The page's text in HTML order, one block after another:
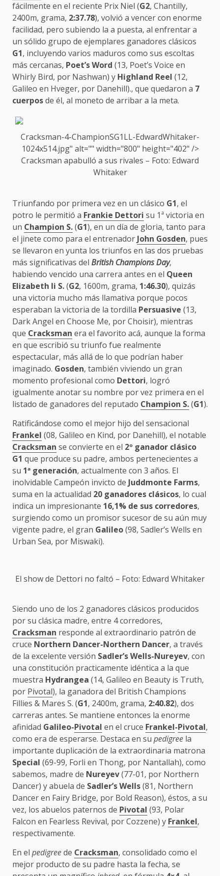
fácilmente en el reciente Prix Niel (G2, Chantilly,
2400m, grama, 2:37.78), volvió a vencer con enorme
facilidad, pero subiendo la a puesta, al enfrentar a
un sólido grupo de ejemplares ganadores clásicos
G1, incluyendo varios maduros como sus escoltas
más cercanas, Poet’s Word (13, Poet’s Voice en
Whirly Bird, por Nashwan) y Highland Reel (12,
Galileo en Hveger, por Danehill)., que quedaron a 7
cuerposde él, al moneto de arribar a la meta.
Cracksman-4-ChampionSG1LL-EdwardWhitaker-
1024x514.jpg" alt="" width="800" height="402" />
Cracksman apabulló a sus rivales – Foto: Edward
Whitaker
Triunfando por primera vez en un clásico G1, el
potro le permitió a Frankie Dettori su 1ª victoria en
un Champion S.(G1), en un día de gloria, tanto para
el jinete como para el entrenador John Gosden, pues
se llevaron en yunta los triunfos en las dos pruebas
más significativas del British Champions Day,
habiendo vencido una carrera antes en el Queen
Elizabeth Ii S.(G2, 1600m, grama, 1:46.30), quizás
una victoria mucho más llamativa porque pocos
esperaban la victoria de la tordilla Persuasive (13,
Dark Angel en Choose Me, por Choisir), mientras
que Cracksman era el favorito acá, aunque la forma
en que escribió su triunfo fue realmente
espectacular, más allá de lo que podrían haber
imaginado. Gosden, también viviendo un gran
momento profesional como Dettori, logró
igualmente anotar su nombre por vez primera en el
listado de ganadores del reputado Champion S.(G1).
Ratificándose como el mejor hijo del sensacional
Frankel (08, Galileo en Kind, por Danehill), el notable
Cracksman se convierte en el 2º ganador clásico
G1 que produce su padre, ambos pertenecientes a
su 1ª generación, actualmente con 3 años. El
inolvidable Campeón invicto de Juddmonte Farms,
suma en la actualidad 20 ganadores clásicos, lo cual
indica un impresionante 16,1% de sus corredores,
surgiendo como un promisor sucesor de su aún muy
vigente padre, el gran Galileo(98, Sadler’s Wells en
Urban Sea, por Miswaki).
El show de Dettori no faltó – Foto: Edward Whitaker
Siendo uno de los 2 ganadores clásicos producidos
por su clásica madre, entre 4 corredores,
Cracksman responde al extraordinario patrón de
cruce Northern Dancer-Northern Dancer, a través
de la excelente versión Sadler’s Wells-Nureyev, con
una constitución practicamente idéntica a la que
muestra Hydrangea (14, Galileo en Beauty is Truth,
por Pivotal), la ganadora del British Champions
Fillies & Mares S. (G1, 2400m, grama, 2:40.82), dos
carreras antes. Se mantiene entonces la enorme
afinidad Galileo-Pivotal en el cruce Frankel-Pivotal,
como era de esperarse. Destaca en su pedigree la
importante duplicación de la extraordinaria matrona
Special (69-99, Forli en Thong, por Nantallah), como
sabemos, madre de Nureyev(77-01, por Northern
Dancer) y abuela de Sadler’s Wells(81, Northern
Dancer en Fairy Bridge, por Bold Reason), éstos, a su
vez, los abuelos paternos de Pivotal (93, Polar
Falcon en Fearless Revival, por Cozzene) y Frankel,
respectivamente.
En el pedigreede Cracksman, consolidado como el
mejor producto de su padre hasta la fecha, se